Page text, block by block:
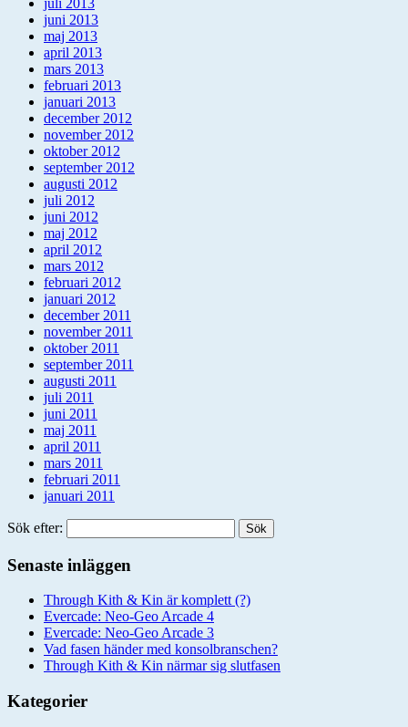
juli 2013
juni 2013
maj 2013
april 2013
mars 2013
februari 2013
januari 2013
december 2012
november 2012
oktober 2012
september 2012
augusti 2012
juli 2012
juni 2012
maj 2012
april 2012
mars 2012
februari 2012
januari 2012
december 2011
november 2011
oktober 2011
september 2011
augusti 2011
juli 2011
juni 2011
maj 2011
april 2011
mars 2011
februari 2011
januari 2011
Sök efter:
Senaste inläggen
Through Kith & Kin är komplett (?)
Evercade: Neo-Geo Arcade 4
Evercade: Neo-Geo Arcade 3
Vad fasen händer med konsolbranschen?
Through Kith & Kin närmar sig slutfasen
Kategorier